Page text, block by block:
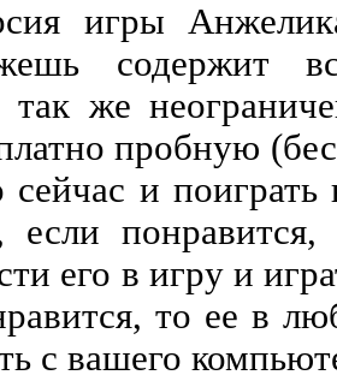
игры
содержит
же
пробную
и поиграть
если
его в игру и
то ее в
с вашего